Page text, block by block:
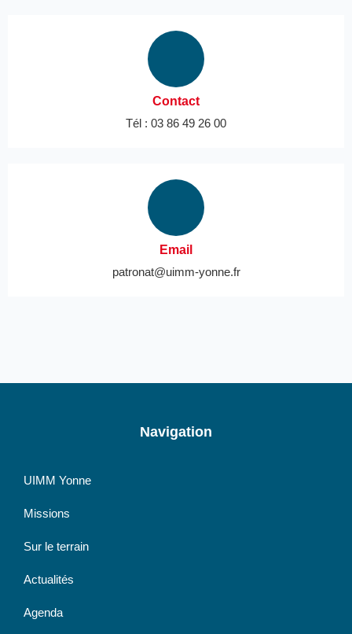
Contact
Tél : 03 86 49 26 00
Email
patronat@uimm-yonne.fr
Navigation
UIMM Yonne
Missions
Sur le terrain
Actualités
Agenda